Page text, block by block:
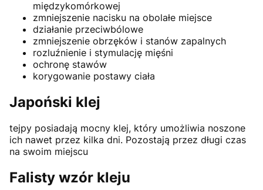
międzykomórkowej
zmniejszenie nacisku na obolałe miejsce
działanie przeciwbólowe
zmniejszenie obrzęków i stanów zapalnych
rozluźnienie i stymulację mięśni
ochronę stawów
korygowanie postawy ciała
Japoński klej
tejpy posiadają mocny klej, który umożliwia noszone
ich nawet przez kilka dni. Pozostają przez długi czas
na swoim miejscu
Falisty wzór kleju